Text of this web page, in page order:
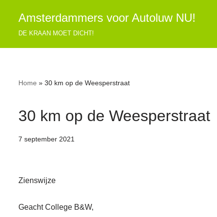
de
Amsterdammers voor Autoluw NU!
DE KRAAN MOET DICHT!
Home » 30 km op de Weesperstraat
30 km op de Weesperstraat
7 september 2021
Zienswijze
Geacht College B&W,